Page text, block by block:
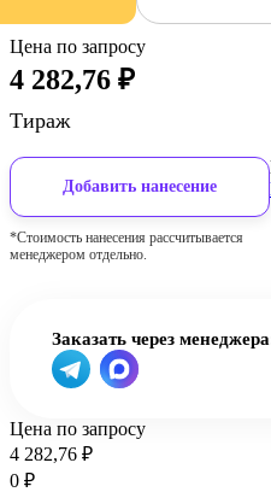
Цена по запросу
4 282,76 ₽
Тираж
Добавить нанесение
*Стоимость нанесения рассчитывается
менеджером отдельно.
Заказать через
Цена по запросу
4 282,76 ₽
0 ₽